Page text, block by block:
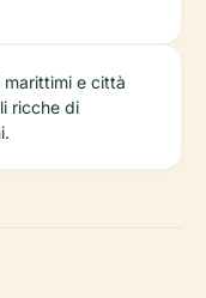
marittimi e città
ricche di